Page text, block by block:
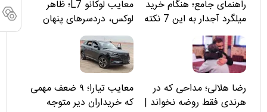
راهنمای جامع؛ هنگام خرید
میلگرد آجدار به این 7 نکته
توجه کنید
معایب لوکانو L7؛ ظاهر
لوکس، دردسرهای پنهان
رضا هلالی؛ مداحی که در
هرندی فقط روضه نخواند |
معایب تیارا؛ ۹ ضعف مهمی
که خریداران دیر متوجه